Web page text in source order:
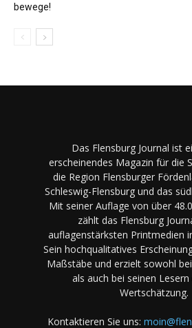
bewege!
Das Flensburg Journal ist
erscheinendes Magazin für die
die Region Flensburger
Schleswig-Flensburg und das
Mit seiner Auflage von über
zählt das Flensburg
auflagenstärksten Printmedien
Sein hochqualitatives
Maßstäbe und erzielt sowohl
als auch bei seinen
Wertschätzung.
Kontaktieren Sie uns: